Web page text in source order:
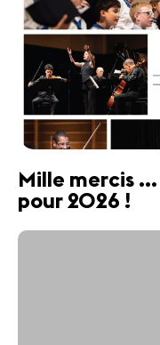
Mille mercis
pour 2026 !